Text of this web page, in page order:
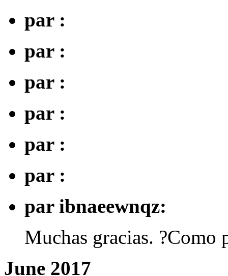
par :
par :
par :
par :
par :
par :
par ibnaeewnqz:
Muchas gracias. ?Como
June 2017